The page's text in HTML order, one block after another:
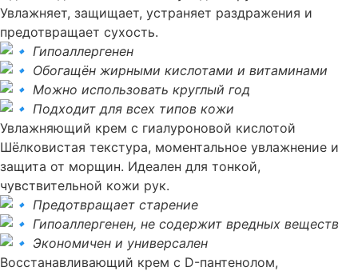
Увлажняет, защищает, устраняет раздражения и
предотвращает сухость.
Гипоаллергенен
Обогащён жирными кислотами и витаминами
Можно использовать круглый год
Подходит для всех типов кожи
Увлажняющий крем с гиалуроновой кислотой
Шёлковистая текстура, моментальное увлажнение и
защита от морщин. Идеален для тонкой,
чувствительной кожи рук.
Предотвращает старение
Гипоаллергенен, не содержит вредных веществ
Экономичен и универсален
Восстанавливающий крем с D-пантенолом,